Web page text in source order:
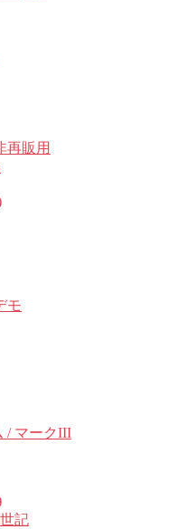
再販用
モ
/ マークIII
記